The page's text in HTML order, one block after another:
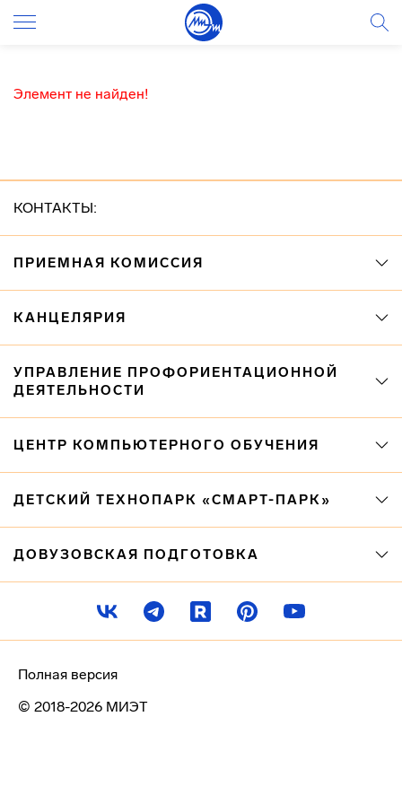
Элемент не найден!
КОНТАКТЫ:
ПРИЕМНАЯ КОМИССИЯ
КАНЦЕЛЯРИЯ
УПРАВЛЕНИЕ ПРОФОРИЕНТАЦИОННОЙ
ДЕЯТЕЛЬНОСТИ
ЦЕНТР КОМПЬЮТЕРНОГО ОБУЧЕНИЯ
ДЕТСКИЙ ТЕХНОПАРК «СМАРТ-ПАРК»
ДОВУЗОВСКАЯ ПОДГОТОВКА
© 2018-2026 МИЭТ
Полная версия